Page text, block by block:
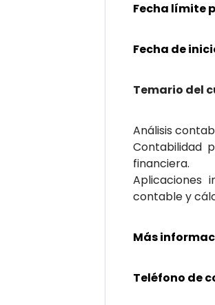
Fecha límite
Fecha de
Temario del
Análisis
Contabilidad
financiera.
Aplicaciones
contable y
Más
Teléfono de